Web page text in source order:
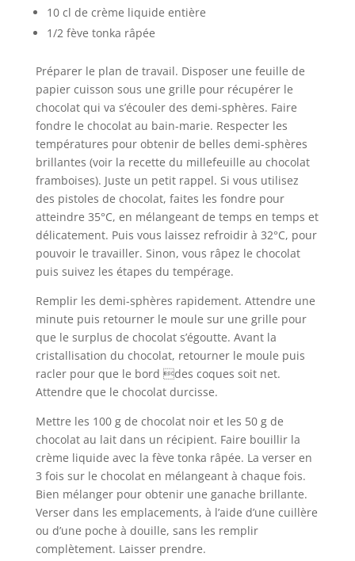
10 cl de crème liquide entière
1/2 fève tonka râpée
Préparer le plan de travail. Disposer une feuille de
papier cuisson sous une grille pour récupérer le
chocolat qui va s’écouler des demi-sphères. Faire
fondre le chocolat au bain-marie. Respecter les
températures pour obtenir de belles demi-sphères
brillantes (voir la recette du millefeuille au chocolat
framboises). Juste un petit rappel. Si vous utilisez
des pistoles de chocolat, faites les fondre pour
atteindre 35°C, en mélangeant de temps en temps et
délicatement. Puis vous laissez refroidir à 32°C, pour
pouvoir le travailler. Sinon, vous râpez le chocolat
puis suivez les étapes du tempérage.
Remplir les demi-sphères rapidement. Attendre une
minute puis retourner le moule sur une grille pour
que le surplus de chocolat s’égoutte. Avant la
cristallisation du chocolat, retourner le moule puis
racler pour que le bord des coques soit net.
Attendre que le chocolat durcisse.
Mettre les 100 g de chocolat noir et les 50 g de
chocolat au lait dans un récipient. Faire bouillir la
crème liquide avec la fève tonka râpée. La verser en
3 fois sur le chocolat en mélangeant à chaque fois.
Bien mélanger pour obtenir une ganache brillante.
Verser dans les emplacements, à l’aide d’une cuillère
ou d’une poche à douille, sans les remplir
complètement. Laisser prendre.